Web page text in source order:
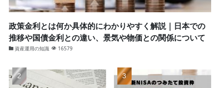
政策金利とは何か具体的にわかりやすく解説｜日本での
推移や国債金利との違い、景気や物価との関係について
資産運用の知識 16579